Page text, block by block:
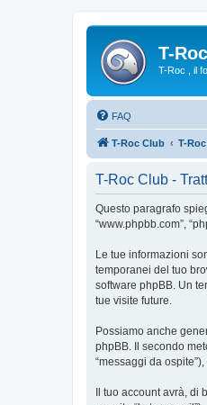
T-
T-Roc , il
FAQ
T-Roc Club T-
T-Roc Club -
Questo paragrafo
“www.phpbb.com”,
Le tue informazioni
temporanei del tuo
software phpBB. Un
tue visite future.
Possiamo anche
phpBB. Il secondo
“messaggi da
Il tuo account avrà, di